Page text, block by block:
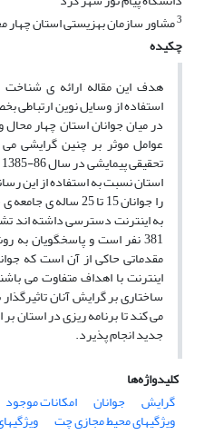
3مشاور سازمان بهزیستی استان
چکیده
هدف این مقاله ارائه ی
استفاده از وسایل نوین ارتباطی
در میان جوانان استان چهار محال
عوامل موثر بر چنین گرایشی می
استان نسبت به استفاده از این
را جوانان 15 تا 25
به اینترنت دسترسی داشته اند
381 نفر است و پاسخگویان
مقدماتی حاکی از آن است که
اینترنت با اهداف متفاوت می
ساختاری بر گرایش آنان
می کند تا برنامه ریزی در استان
جدید انجام پذیرد.
کلیدواژه‌ها
گرایش
جوانان امکانات موجود
ویژگیهای محیط مجازی چت